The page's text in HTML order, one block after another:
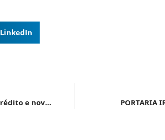
LinkedIn
NOVA INDÚSTRIA BRASIL | NIB ganha mais crédito e novos parceiros. Investimentos públicos e privados para o Complexo Econômico-Industrial da Saúde chegam a R$ 57,4 bi
PORTARIA